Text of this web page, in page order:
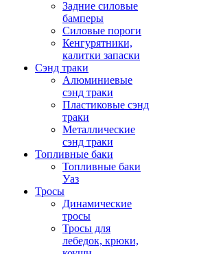
Задние силовые
бамперы
Силовые пороги
Кенгурятники,
калитки запаски
Сэнд траки
Алюминиевые
сэнд траки
Пластиковые сэнд
траки
Металлические
сэнд траки
Топливные баки
Топливные баки
Уаз
Тросы
Динамические
тросы
Тросы для
лебедок, крюки,